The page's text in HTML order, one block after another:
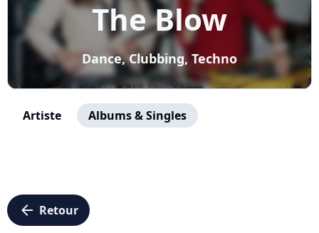
The Blow
Dance, Clubbing, Techno
Artiste Albums & Singles
arrow_left Retour